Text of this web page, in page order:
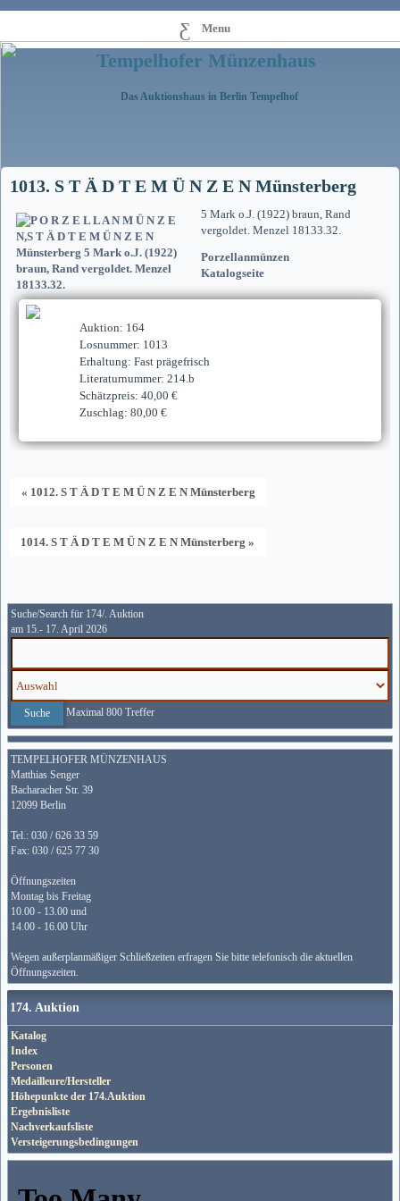
Menu
Tempelhofer Münzenhaus
Das Auktionshaus in Berlin Tempelhof
1013. S T Ä D T E M Ü N Z E N Münsterberg
5 Mark o.J. (1922) braun, Rand
vergoldet. Menzel 18133.32.
Porzellanmünzen
Katalogseite
Auktion: 164
Losnummer: 1013
Erhaltung: Fast prägefrisch
Literaturnummer: 214.b
Schätzpreis: 40,00 €
Zuschlag: 80,00 €
« 1012. S T Ä D T E M Ü N Z E N Münsterberg
1014. S T Ä D T E M Ü N Z E N Münsterberg »
Suche/Search für 174/. Auktion
am 15.- 17. April 2026
Maximal 800 Treffer
TEMPELHOFER MÜNZENHAUS
Matthias Senger
Bacharacher Str. 39
12099 Berlin
Tel.: 030 / 626 33 59
Fax: 030 / 625 77 30
Öffnungszeiten
Montag bis Freitag
10.00 - 13.00 und
14.00 - 16.00 Uhr
Wegen außerplanmäßiger Schließzeiten erfragen Sie bitte telefonisch die aktuellen
Öffnungszeiten.
174. Auktion
Katalog
Index
Personen
Medailleure/Hersteller
Höhepunkte der 174.Auktion
Ergebnisliste
Nachverkaufsliste
Versteigerungsbedingungen